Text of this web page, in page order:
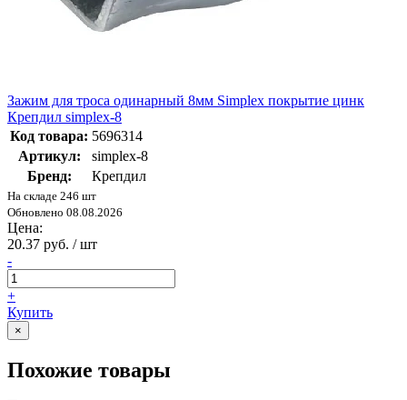
Зажим для троса одинарный 8мм Simplex покрытие цинк
Крепдил simplex-8
Код товара: 5696314
Артикул:
simplex-8
Бренд:
Крепдил
На складе 246 шт
Обновлено 08.08.2026
Цена:
20.37 руб. / шт
-
+
Купить
×
Похожие товары